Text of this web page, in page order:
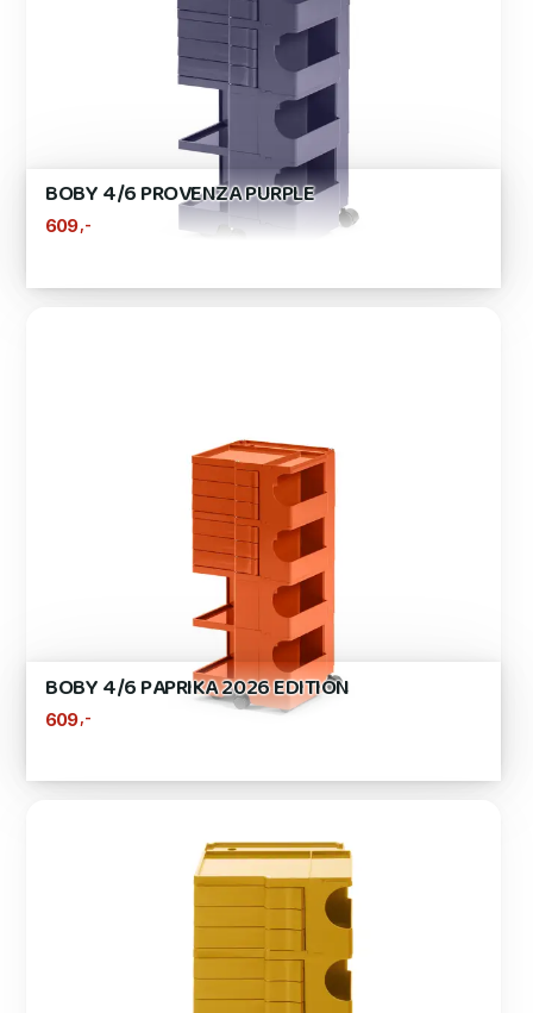
BOBY 4/6 PROVENZA PURPLE
609 ,-
BOBY 4/6 PAPRIKA 2026 EDITION
609,-